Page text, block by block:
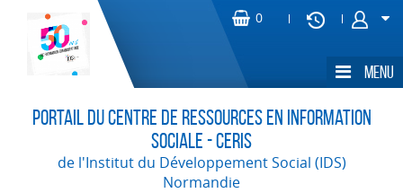
Portail du Centre de Ressources en Information
Sociale - CERIS
de l'Institut du Développement Social (IDS)
Normandie